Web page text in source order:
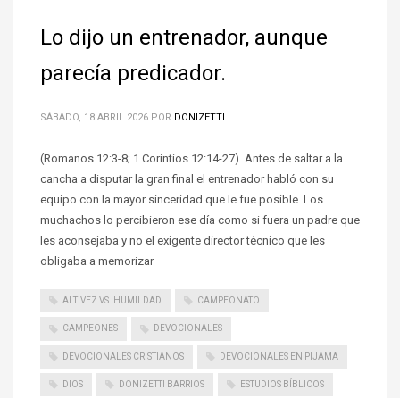
Lo dijo un entrenador, aunque
parecía predicador.
SÁBADO, 18 ABRIL 2026 POR DONIZETTI
(Romanos 12:3-8; 1 Corintios 12:14-27). Antes de saltar a la
cancha a disputar la gran final el entrenador habló con su
equipo con la mayor sinceridad que le fue posible. Los
muchachos lo percibieron ese día como si fuera un padre que
les aconsejaba y no el exigente director técnico que les
obligaba a memorizar
ALTIVEZ VS. HUMILDAD CAMPEONATO
CAMPEONES DEVOCIONALES
DEVOCIONALES CRISTIANOS DEVOCIONALES EN PIJAMA
DIOS DONIZETTI BARRIOS ESTUDIOS BÍBLICOS